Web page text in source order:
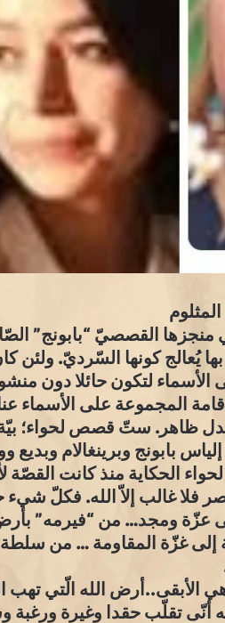
منجزها القصصيّ “بابونج”
بها يُعالج كونها السّرديّ.
لتكون حائلا دون
المجموعة على الأسماء
ظاهر. ستّ قصص لحواء؛ بيّة
بابونج وبرينغالام وبديع
الحكاية منذ كانت
فلا غالب إلاّ الله. فكلّ شيء
عزّة ومجد… من “فيرمه”
إلى غزّة المقاومة … من سلطة
الأبقى..أرض الله الّتي تهب
أنّى تقلّب حقدا وغيرة